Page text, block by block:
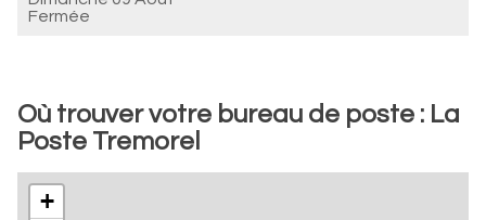
Fermée
Où trouver votre bureau de poste : La
Poste Tremorel
+